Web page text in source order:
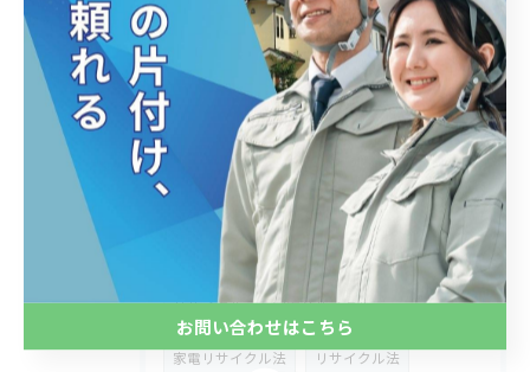
家財処分 関東 東京 埼玉
お盆 盆 帰省 片づけ
冷えない
エアコン処分 エアコン廃棄
扇風機廃棄 夏家電
リサイクル 家電リサイクル
家電リサイクル法 リサイクル法
お問い合わせはこちら